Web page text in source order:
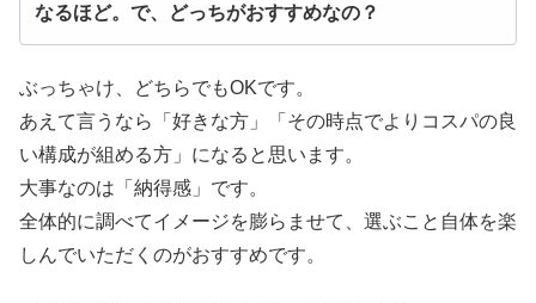
なるほど。で、どっちがおすすめなの？
ぶっちゃけ、どちらでもOKです。
あえて言うなら「好きな方」「その時点でよりコスパの良
い構成が組める方」になると思います。
大事なのは「納得感」です。
全体的に調べてイメージを膨らませて、選ぶこと自体を楽
しんでいただくのがおすすめです。